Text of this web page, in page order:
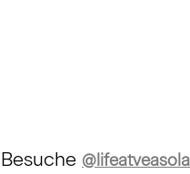
Besuche